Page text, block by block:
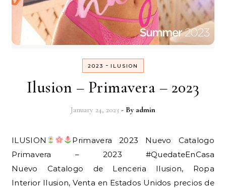
2023 - ILUSION
Ilusion – Primavera – 2023
January 24, 2023 - By admin
ILUSION
Primavera 2023 Nuevo Catalogo
Primavera – 2023 #QuedateEnCasa
Nuevo Catalogo de Lenceria Ilusion, Ropa
Interior Ilusion, Venta en Estados Unidos precios de